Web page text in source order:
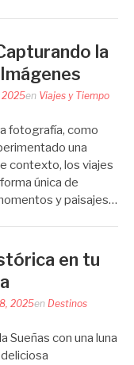
la
2025en Viajes y Tiempo
fotografía, como
una
contexto, los viajes
única de
y paisajes…
en tu
2025en Destinos
Sueñas con una luna